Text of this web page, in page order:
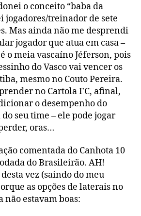
o conceito “baba da
jogadores/treinador de sete
Mas ainda não me desprendi
jogador que atua em casa –
o meia vascaíno Jéferson, pois
do Vasco vai vencer os
mesmo no Couto Pereira.
no Cartola FC, afinal,
o desempenho do
seu time – ele pode jogar
oras…
comentada do Canhota 10
do Brasileirão. AH!
vez (saindo do meu
as opções de laterais no
não estavam boas: